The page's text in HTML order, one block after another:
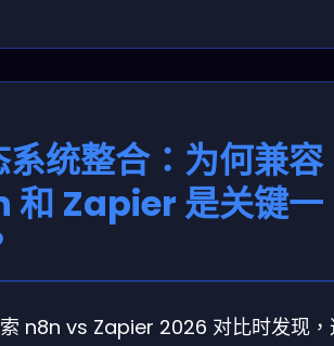
系统整合：为何兼容
和 Zapier 是关键一
n8n vs Zapier 2026 对比时发现，